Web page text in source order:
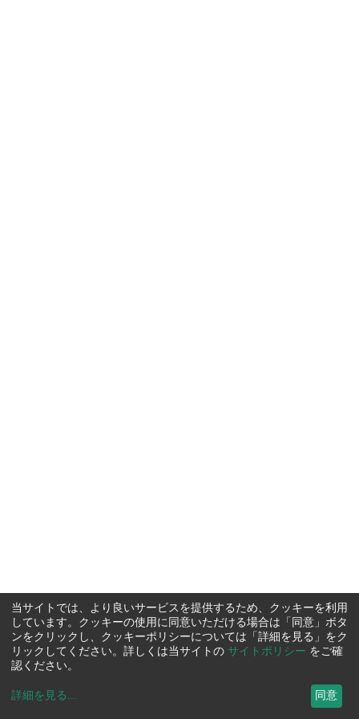
当サイトでは、より良いサービスを提供するため、クッキーを利用
しています。クッキーの使用に同意いただける場合は「同意」ボタ
ンをクリックし、クッキーポリシーについては「詳細を見る」をク
リックしてください。詳しくは当サイトの サイトポリシー をご確
認ください。
詳細を見る ... 同意